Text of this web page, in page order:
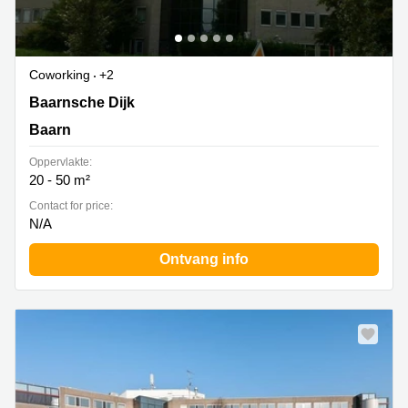
Coworking
+2
Baarnsche Dijk 4d, Baarn
Baarnsche Dijk
Baarn
Oppervlakte:
20 - 50 m²
Contact for price:
N/A
Ontvang info